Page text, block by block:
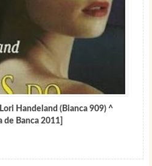
Handeland (Bianca 909) ^
de Banca 2011]